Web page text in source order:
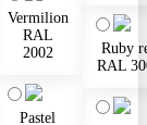
Vermilion
RAL
2002
Pastel
Ruby
RAL